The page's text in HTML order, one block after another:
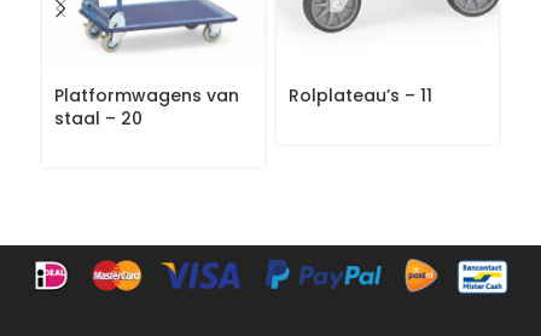
Platformwagens van
staal – 20
Rolplateau’s – 11